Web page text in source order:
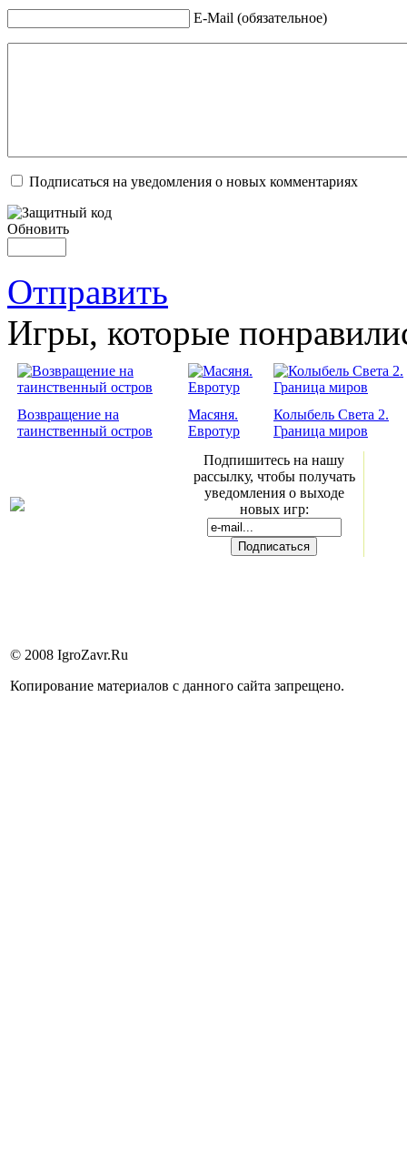
E-Mail (обязательное)
Подписаться на уведомления о новых комментариях
Обновить
Отправить
Игры, которые
Возвращение на
таинственный остров
Масяня.
Евротур
Колыбель Света 2.
Граница миров
Подпишитесь на нашу
рассылку, чтобы получать
уведомления о выходе
новых игр:
© 2008 IgroZavr.Ru
Копирование материалов с данного сайта запрещено.